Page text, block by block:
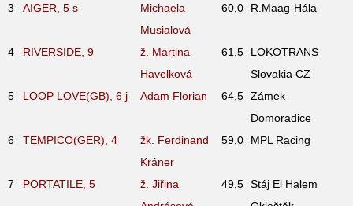
3 AIGER, 5 s
Michaela
Musialová
60,0 R.Maag-Hála
4 RIVERSIDE, 9
ž. Martina
Havelková
61,5
LOKOTRANS
Slovakia CZ
5
LOOP LOVE(GB), 6 j Adam Florian 64,5 Zámek
Domoradice
6
TEMPICO(GER), 4
žk. Ferdinand
Kráner
59,0 MPL Racing
7 PORTATILE, 5
ž. Jiřina
49,5 Stáj El Halem